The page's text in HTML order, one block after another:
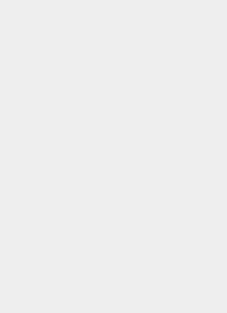
para garantizar
puede brindarte una
no permitir ciertos
de ellas, y así elegir
de navegación y
Por ejemplo, estas
navegas o
afectar la
notificado de la
ninguna
el rendimiento
los visitantes